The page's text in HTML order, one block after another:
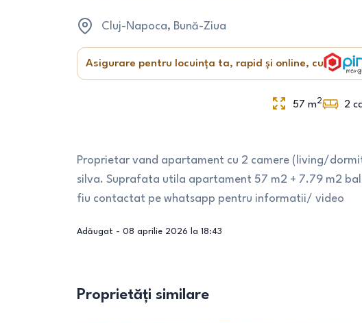
Cluj-Napoca, Bună-Ziua
Asigurare pentru locuința ta, rapid și online, cu
57 m2 2
Proprietar vand apartament cu 2 camere (living/
silva. Suprafata utila apartament 57 m2 + 7.79 m2
fiu contactat pe whatsapp pentru informatii/ video
Adăugat - 08 aprilie 2026 la 18:43
Proprietăți similare